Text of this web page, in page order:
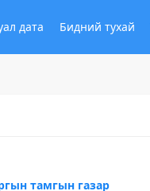
дата Бидний тухай
тамгын газар